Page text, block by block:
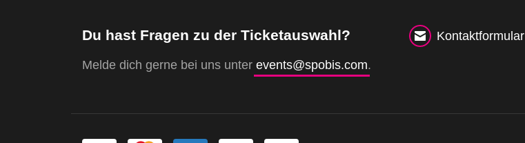
Du hast Fragen zu der Ticketauswahl?
Melde dich gerne bei uns unter events@spobis.com.
Kontaktformular